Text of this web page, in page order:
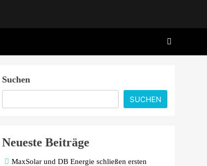
Suchen
SUCHEN
Neueste Beiträge
MaxSolar und DB Energie schließen ersten